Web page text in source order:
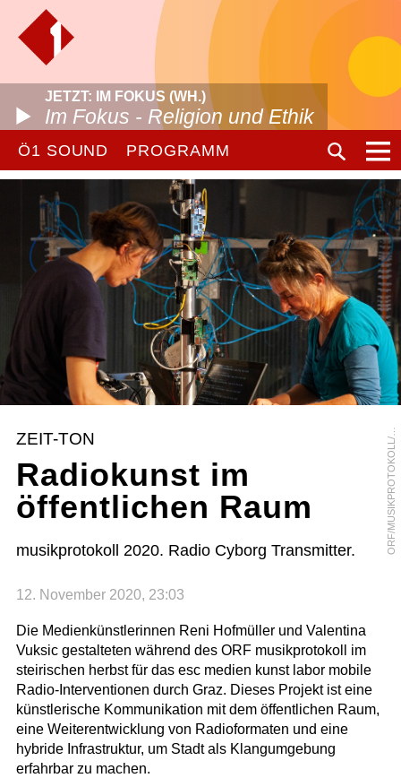
JETZT: IM FOKUS (WH.)
Im Fokus - Religion und Ethik
Ö1 SOUND PROGRAMM
O
R
F
/
M
U
S
I
K
P
R
O
T
O
K
O
L
L
/
M
A
R
T
I
N
G
R
O
S
S
ZEIT-TON
Radiokunst im
öffentlichen Raum
musikprotokoll 2020. Radio Cyborg Transmitter.
12. November 2020, 23:03
Die Medienkünstlerinnen Reni Hofmüller und Valentina
Vuksic gestalteten während des ORF musikprotokoll im
steirischen herbst für das esc medien kunst labor mobile
Radio-Interventionen durch Graz. Dieses Projekt ist eine
künstlerische Kommunikation mit dem öffentlichen Raum,
eine Weiterentwicklung von Radioformaten und eine
hybride Infrastruktur, um Stadt als Klangumgebung
erfahrbar zu machen.